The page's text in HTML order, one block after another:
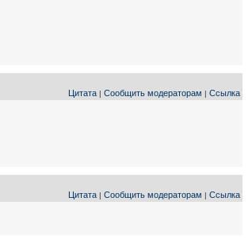
Цитата | Сообщить модераторам | Ссылка
Цитата | Сообщить модераторам | Ссылка